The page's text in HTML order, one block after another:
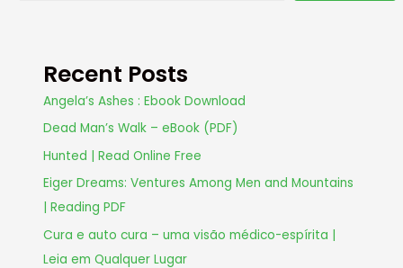
Recent Posts
Angela’s Ashes : Ebook Download
Dead Man’s Walk – eBook (PDF)
Hunted | Read Online Free
Eiger Dreams: Ventures Among Men and Mountains
| Reading PDF
Cura e auto cura – uma visão médico-espírita |
Leia em Qualquer Lugar